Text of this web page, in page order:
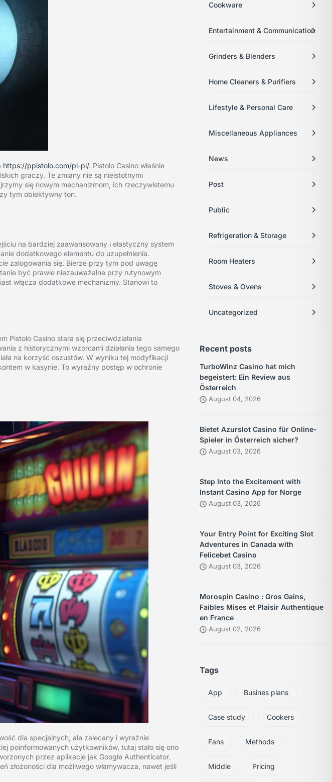
https://ppistolo.com/pl-pl/. Pistolo Casino właśnie
graczy. Te zmiany nie są nieistotnymi
się nowym mechanizmom, ich rzeczywistemu
tym obiektywny ton.
na bardziej zaawansowany i elastyczny system
dodatkowego elementu do uzupełnienia.
zalogowania się. Bierze przy tym pod uwagę
być prawie niezauważalne przy rutynowym
włącza dodatkowe mechanizmy. Stanowi to
Pistolo Casino stara się przeciwdziałania
z historycznymi wzorcami działania tego samego
na korzyść oszustów. W wyniku tej modyfikacji
w kasynie. To wyraźny postęp w ochronie
dla specjalnych, ale zalecany i wyraźnie
poinformowanych użytkowników, tutaj stało się ono
przez aplikacje jak Google Authenticator.
złożoności dla możliwego włamywacza, nawet jeśli
Cookware
Entertainment & Communication
Grinders & Blenders
Home Cleaners & Purifiers
Lifestyle & Personal Care
Miscellaneous Appliances
News
Post
Public
Refrigeration & Storage
Room Heaters
Stoves & Ovens
Uncategorized
Recent posts
TurboWinz Casino hat mich
begeistert: Ein Review aus
Österreich
August 04, 2026
Bietet Azurslot Casino für Online-
Spieler in Österreich sicher?
August 03, 2026
Step Into the Excitement with
Instant Casino App for Norge
August 03, 2026
Your Entry Point for Exciting Slot
Adventures in Canada with
Felicebet Casino
August 03, 2026
Morospin Casino : Gros Gains,
Faibles Mises et Plaisir Authentique
en France
August 02, 2026
Tags
App Busines plans
Case study Cookers
Fans Methods
Middle Pricing